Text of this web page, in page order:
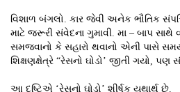
વિશાળ બંગલો. કાર જેવી અનેક ભૌતિક
માટે જરૂરી સંવેદના ગુમાવી. મા – બાપ સાથે
સમજવાનો કે સહારો થવાનો એની પાસે
શિક્ષણક્ષેત્રે “રેસનો ઘોડો’ જીતી ગયો, પણ
આ દષ્ટિએ ‘રેસનો ઘોડો’ શીર્ષક યથાર્થ છે.